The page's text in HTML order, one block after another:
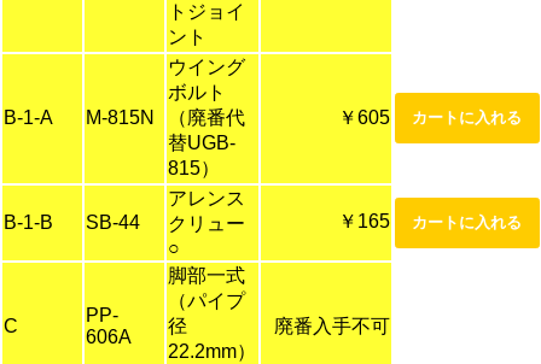
トジョイ
ント
B-1-A M-815N
ウイング
ボルト
（廃番代
替UGB-
815）
￥605
B-1-B SB-44
アレンス
クリュー
○
￥165
C
PP-
606A
脚部一式
（パイプ
径
22.2mm）
廃番入手不可